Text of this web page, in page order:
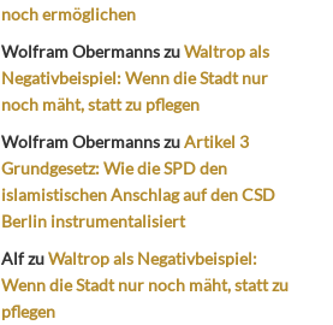
noch ermöglichen
Wolfram ObermannszuWaltrop als
Negativbeispiel: Wenn die Stadt nur
noch mäht, statt zu pflegen
Wolfram ObermannszuArtikel 3
Grundgesetz: Wie die SPD den
islamistischen Anschlag auf den CSD
Berlin instrumentalisiert
AlfzuWaltrop als Negativbeispiel:
Wenn die Stadt nur noch mäht, statt zu
pflegen